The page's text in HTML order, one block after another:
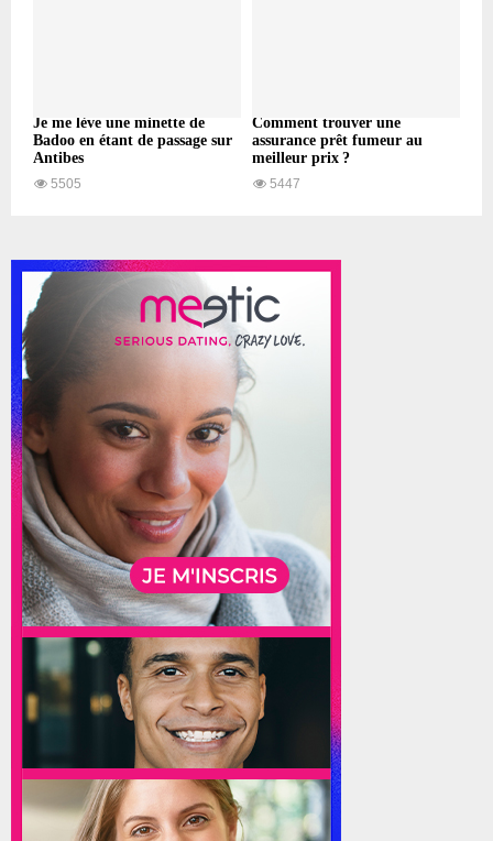
Je me lève une minette de
Badoo en étant de passage sur
Antibes
5505
Comment trouver une
assurance prêt fumeur au
meilleur prix ?
5447